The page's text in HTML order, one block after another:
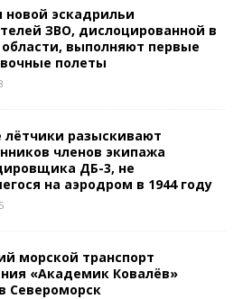
новой эскадрильи
ЗВО, дислоцированной в
области, выполняют первые
полеты
лётчики разыскивают
членов экипажа
ДБ-3, не
на аэродром в 1944 году
морской транспорт
«Академик Ковалёв»
Североморск